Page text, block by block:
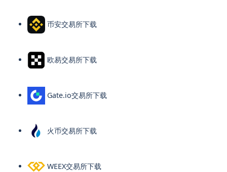
币安交易所下载
欧易交易所下载
Gate.io交易所下载
火币交易所下载
WEEX交易所下载